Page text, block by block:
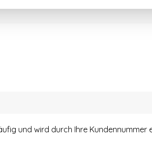
und wird durch Ihre Kundennummer